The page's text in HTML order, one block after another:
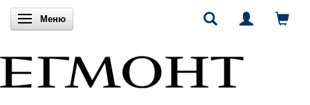
Включи навигацията
Меню